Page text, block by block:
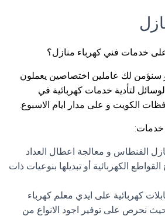
خدمات فني كهرباء منازل؟
و سنؤمن لك عاملين اختصاصين يعملون
لتأدية خدمات كهربائية في
الكويت و على مدار ايام الاسبوع.
خدمات:
الفنطاس و معالجة اعطال العداد
الكهربائية أو تبديلها بنوعيات ذات
كهربائية على ايدي معلم كهرباء
نحرص على توفير اجود الانواع من